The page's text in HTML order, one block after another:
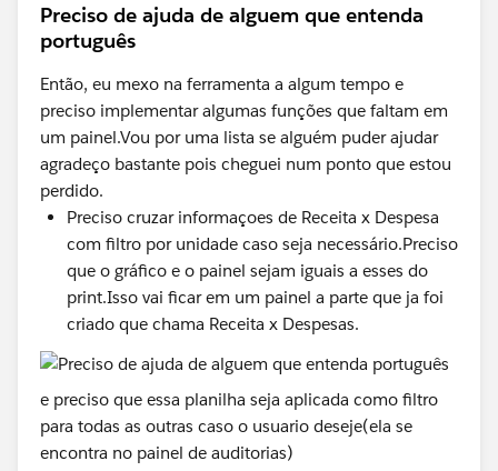
Preciso de ajuda de alguem que entenda
português
Então, eu mexo na ferramenta a algum tempo e
preciso implementar algumas funções que faltam em
um painel.Vou por uma lista se alguém puder ajudar
agradeço bastante pois cheguei num ponto que estou
perdido.
Preciso cruzar informaçoes de Receita x Despesa
com filtro por unidade caso seja necessário.Preciso
que o gráfico e o painel sejam iguais a esses do
print.Isso vai ficar em um painel a parte que ja foi
criado que chama Receita x Despesas.
e preciso que essa planilha seja aplicada como filtro
para todas as outras caso o usuario deseje(ela se
encontra no painel de auditorias)